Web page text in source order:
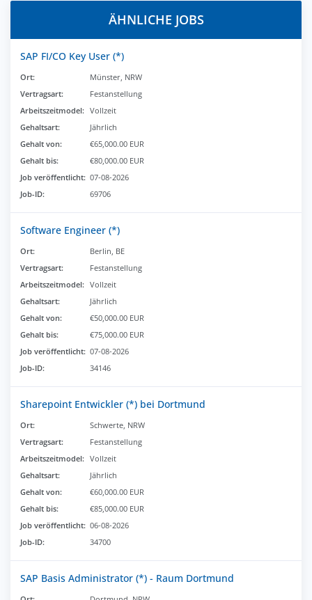
ÄHNLICHE JOBS
SAP FI/CO Key User (*)
Ort:
Münster, NRW
Vertragsart:
Festanstellung
Arbeitszeitmodel: Vollzeit
Gehaltsart:
Jährlich
Gehalt von:
€65,000.00 EUR
Gehalt bis:
€80,000.00 EUR
Job veröffentlicht: 07-08-2026
Job-ID:
69706
Software Engineer (*)
Ort:
Berlin, BE
Vertragsart:
Festanstellung
Arbeitszeitmodel: Vollzeit
Gehaltsart:
Jährlich
Gehalt von:
€50,000.00 EUR
Gehalt bis:
€75,000.00 EUR
Job veröffentlicht: 07-08-2026
Job-ID:
34146
Sharepoint Entwickler (*) bei Dortmund
Ort:
Schwerte, NRW
Vertragsart:
Festanstellung
Arbeitszeitmodel: Vollzeit
Gehaltsart:
Jährlich
Gehalt von:
€60,000.00 EUR
Gehalt bis:
€85,000.00 EUR
Job veröffentlicht: 06-08-2026
Job-ID:
34700
SAP Basis Administrator (*) - Raum Dortmund